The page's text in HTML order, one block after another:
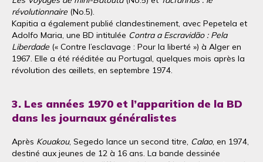
révolutionnaire (No.5).
Kapitia a également publié clandestinement, avec Pepetela et
Adolfo Maria, une BD intitulée Contra a Escravidão : Pela
Liberdade (« Contre l’esclavage : Pour la liberté ») à Alger en
1967. Elle a été rééditée au Portugal, quelques mois après la
révolution des œillets, en septembre 1974.
3. Les années 1970 et l’apparition de la BD
dans les journaux généralistes
Après Kouakou, Segedo lance un second titre, Calao, en 1974,
destiné aux jeunes de 12 à 16 ans. La bande dessinée